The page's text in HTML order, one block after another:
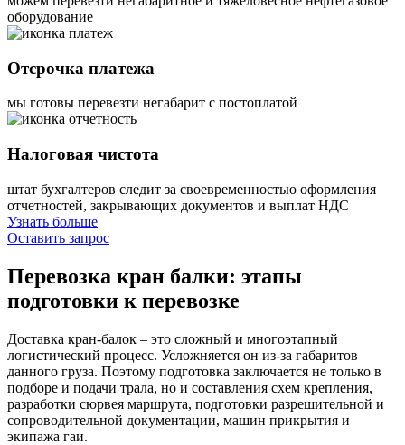
оборудование
Отсрочка платежа
мы готовы перевезти негабарит с постоплатой
Налоговая чистота
штат бухгалтеров следит за своевременностью оформления
отчетностей, закрывающих документов и выплат НДС
Узнать больше
Оставить запрос
Перевозка кран балки: этапы
подготовки к перевозке
Доставка кран-балок – это сложный и многоэтапный
логистический процесс. Усложняется он из-за габаритов
данного груза. Поэтому подготовка заключается не только в
подборе и подачи трала, но и составления схем крепления,
разработки сюрвея маршрута, подготовки разрешительной и
сопроводительной документации, машин прикрытия и
экипажа гаи.